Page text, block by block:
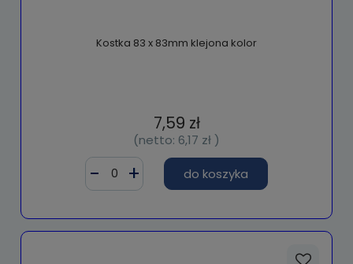
Kostka 83 x 83mm klejona kolor
7,59 zł
(netto: 6,17 zł )
do koszyka